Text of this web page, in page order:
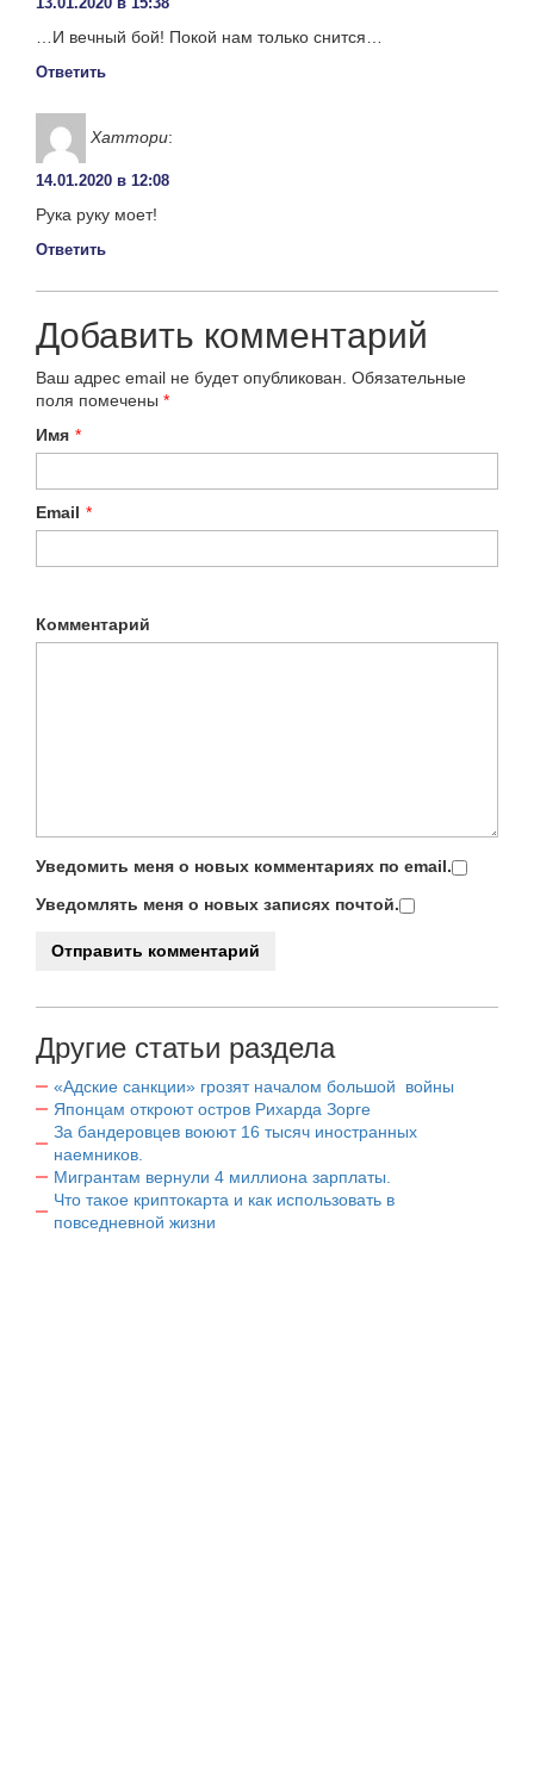
…И вечный бой! Покой нам только снится…
Ответить
Хаттори:
14.01.2020 в 12:08
Рука руку моет!
Ответить
Добавить комментарий
Ваш адрес email не будет опубликован. Обязательные
поля помечены *
Имя *
Email *
Комментарий
Уведомить меня о новых комментариях по email.
Уведомлять меня о новых записях почтой.
Другие статьи раздела
«Адские санкции» грозят началом большой войны
Японцам откроют остров Рихарда Зорге
За бандеровцев воюют 16 тысяч иностранных
наемников.
Мигрантам вернули 4 миллиона зарплаты.
Что такое криптокарта и как использовать в
повседневной жизни